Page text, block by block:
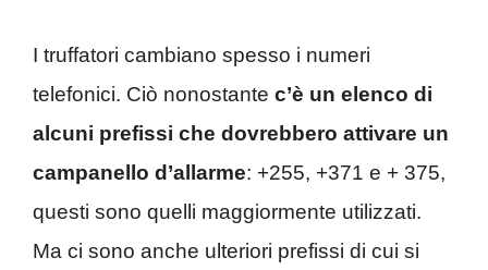
I truffatori cambiano spesso i numeri
telefonici. Ciò nonostante c’è un elenco di
alcuni prefissi che dovrebbero attivare un
campanello d’allarme: +255, +371 e + 375,
questi sono quelli maggiormente utilizzati.
Ma ci sono anche ulteriori prefissi di cui si